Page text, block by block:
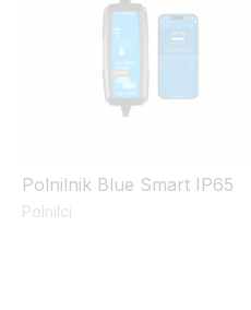
Polnilnik Blue Smart IP65
Polnilci